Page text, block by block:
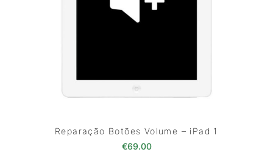
Reparação Botões Volume – iPad 1
€69.00